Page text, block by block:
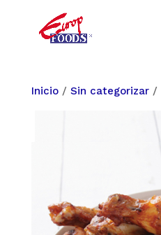
Inicio/ Sin categorizar/